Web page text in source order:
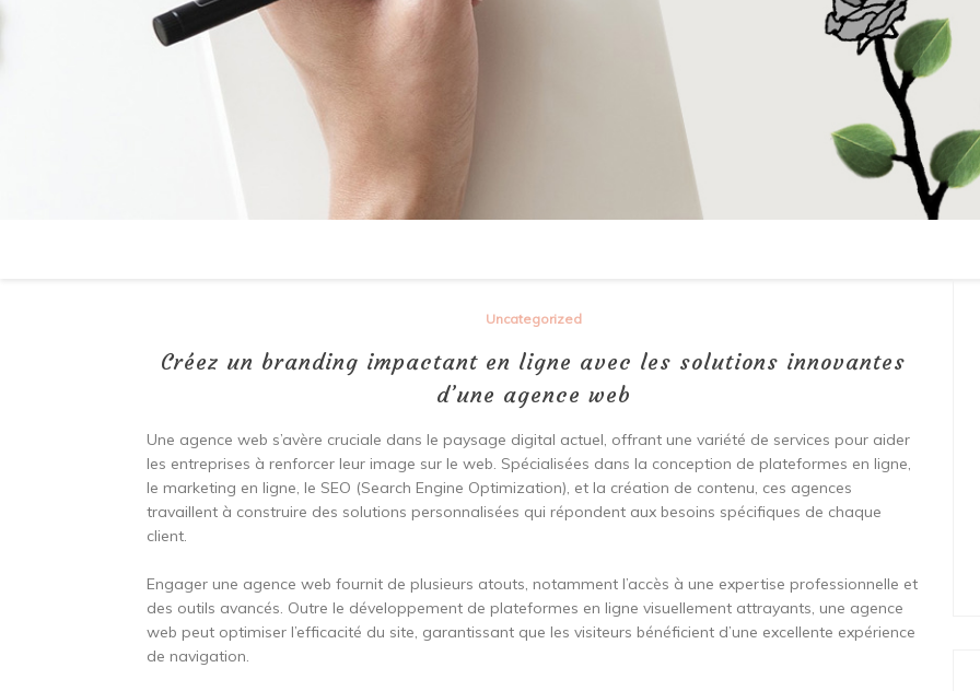
Uncategorized
Créez un branding impactant en ligne avec les solutions innovantes
d’une agence web
Une agence web s’avère cruciale dans le paysage digital actuel, offrant une variété de services pour aider
les entreprises à renforcer leur image sur le web. Spécialisées dans la conception de plateformes en ligne,
le marketing en ligne, le SEO (Search Engine Optimization), et la création de contenu, ces agences
travaillent à construire des solutions personnalisées qui répondent aux besoins spécifiques de chaque
client.
Engager une agence web fournit de plusieurs atouts, notamment l’accès à une expertise professionnelle et
des outils avancés. Outre le développement de plateformes en ligne visuellement attrayants, une agence
web peut optimiser l’efficacité du site, garantissant que les visiteurs bénéficient d’une excellente expérience
de navigation.